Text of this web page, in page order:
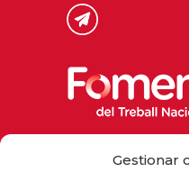
Gestionar